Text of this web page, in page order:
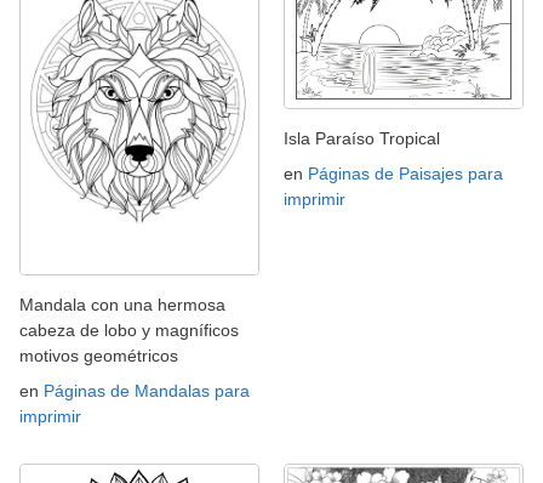
Mandala con una hermosa
cabeza de lobo y magníficos
motivos geométricos
en Páginas de Mandalas para
imprimir
Isla Paraíso Tropical
en Páginas de Paisajes para
imprimir